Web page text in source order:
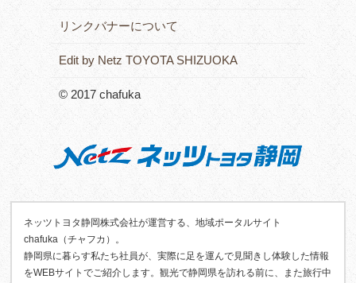
リンクバナーについて
Edit by Netz TOYOTA SHIZUOKA
© 2017 chafuka
ネッツトヨタ静岡株式会社が運営する、地域ポータルサイト
chafuka（チャフカ）。
静岡県に暮らす私たち社員が、実際に足を運んで見聞きし体験した情報
をWEBサイトでご紹介します。観光で静岡県を訪れる前に、また旅行中